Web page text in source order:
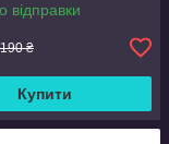
відправки
190 ₴
Купити